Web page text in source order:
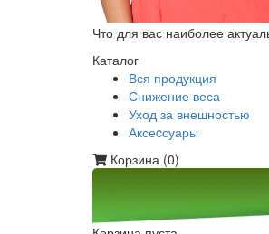
Что для вас наиболее
Каталог
Вся продукция
Снижение веса
Уход за внешностью
Аксеcсуары
Корзина (0)